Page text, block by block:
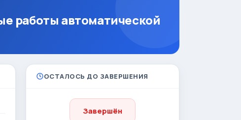
работы автоматической
ОСТАЛОСЬ ДО ЗАВЕРШЕНИЯ
Завершён